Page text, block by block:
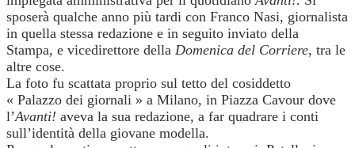
sposerà qualche anno più tardi con Franco Nasi, giornalista
in quella stessa redazione e in seguito inviato della
Stampa, e vicedirettore della Domenica del Corriere, tra le
altre cose.
La foto fu scattata proprio sul tetto del cosiddetto
« Palazzo dei giornali » a Milano, in Piazza Cavour dove
l’Avanti! aveva la sua redazione, a far quadrare i conti
sull’identità della giovane modella.